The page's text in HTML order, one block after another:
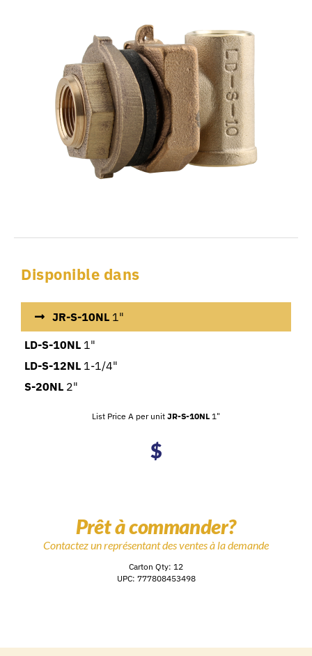
Disponible dans
JR-S-10NL 1"
LD-S-10NL 1"
LD-S-12NL 1-1/4"
S-20NL 2"
List Price A per unitJR-S-10NL 1"
$
Prêt à commander?
Contactez un représentant des ventes à la demande
Carton Qty: 12
UPC: 777808453498